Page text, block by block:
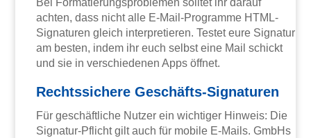
Bei Formatierungsproblemen solltet ihr darauf
achten, dass nicht alle E-Mail-Programme HTML-
Signaturen gleich interpretieren. Testet eure Signatur
am besten, indem ihr euch selbst eine Mail schickt
und sie in verschiedenen Apps öffnet.
Rechtssichere Geschäfts-Signaturen
Für geschäftliche Nutzer ein wichtiger Hinweis: Die
Signatur-Pflicht gilt auch für mobile E-Mails. GmbHs